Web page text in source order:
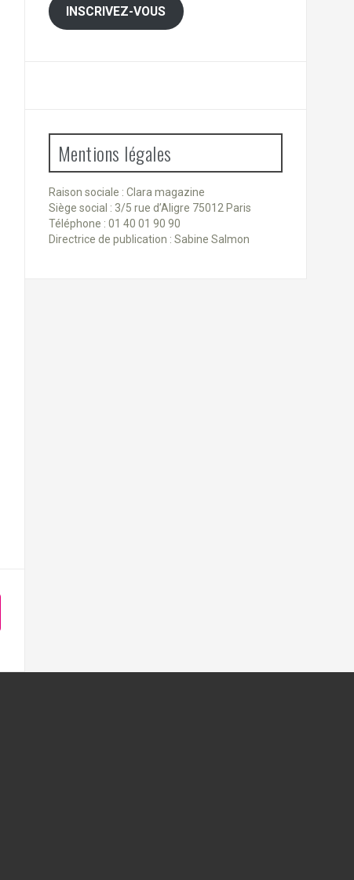
INSCRIVEZ-VOUS
Mentions légales
Raison sociale : Clara magazine
Siège social : 3/5 rue d’Aligre 75012 Paris
Téléphone : 01 40 01 90 90
Directrice de publication : Sabine Salmon